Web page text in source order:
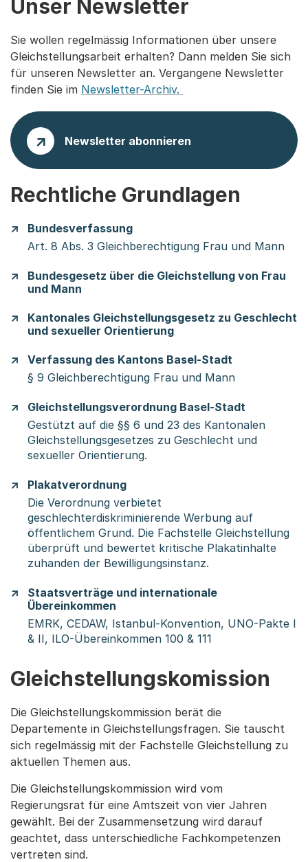
Unser Newsletter
Sie wollen regelmässig Informationen über unsere
Gleichstellungsarbeit erhalten? Dann melden Sie sich
für unseren Newsletter an. Vergangene Newsletter
finden Sie im Newsletter-Archiv.
Newsletter abonnieren
Rechtliche Grundlagen
Bundesverfassung
Art. 8 Abs. 3 Gleichberechtigung Frau und Mann
Bundesgesetz über die Gleichstellung von Frau
und Mann
Kantonales Gleichstellungsgesetz zu Geschlecht
und sexueller Orientierung
Verfassung des Kantons Basel-Stadt
§ 9 Gleichberechtigung Frau und Mann
Gleichstellungsverordnung Basel-Stadt
Gestützt auf die §§ 6 und 23 des Kantonalen
Gleichstellungsgesetzes zu Geschlecht und
sexueller Orientierung.
Plakatverordnung
Die Verordnung verbietet
geschlechterdiskriminierende Werbung auf
öffentlichem Grund. Die Fachstelle Gleichstellung
überprüft und bewertet kritische Plakatinhalte
zuhanden der Bewilligungsinstanz.
Staatsverträge und internationale
Übereinkommen
EMRK, CEDAW, Istanbul-Konvention, UNO-Pakte I
& II, ILO-Übereinkommen 100 & 111
Gleichstellungskomission
Die Gleichstellungskommission berät die
Departemente in Gleichstellungsfragen. Sie tauscht
sich regelmässig mit der Fachstelle Gleichstellung zu
aktuellen Themen aus.
Die Gleichstellungskommission wird vom
Regierungsrat für eine Amtszeit von vier Jahren
gewählt. Bei der Zusammensetzung wird darauf
geachtet, dass unterschiedliche Fachkompetenzen
vertreten sind.